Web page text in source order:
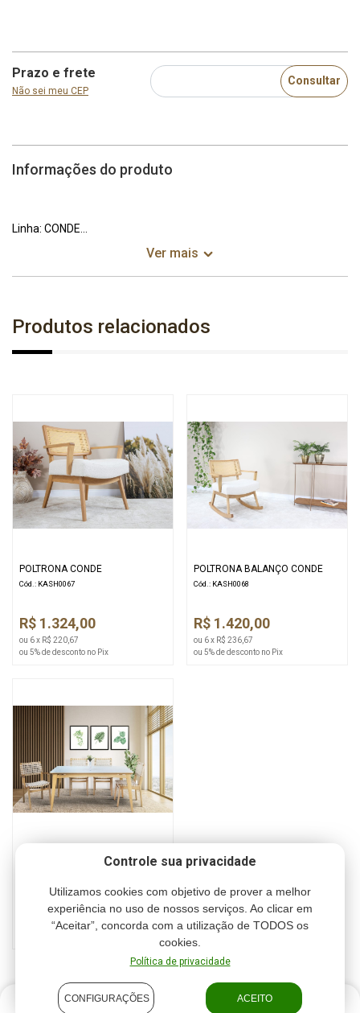
Controle sua privacidade
Utilizamos cookies com objetivo de prover a melhor
experiência no uso de nossos serviços. Ao clicar em
“Aceitar”, concorda com a utilização de TODOS os
cookies.
Política de privacidade
CONFIGURAÇÕES ACEITO
Prazo e frete
Não sei meu CEP
Consultar
Informações do produto
Linha: CONDE
Produzido em madeira de Tauari, assento estofado e encosto em
A80 x L130 x P62
transportadora. ( para Rio Grande não possui frete )
PRAZO DE ENTREGA APROXIMADAMENTE 40 DIAS
Ver mais
Produtos relacionados
POLTRONA CONDE
Cód.: KASH0067
R$ 1.324,00
ou 6 x R$ 220,67
ou 5% de desconto no Pix
POLTRONA BALANÇO CONDE
Cód.: KASH0068
R$ 1.420,00
ou 6 x R$ 236,67
ou 5% de desconto no Pix
R$ 2.590,00
ou 6 x R$ 431,67